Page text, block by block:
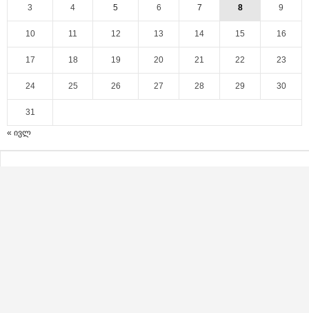
3 4 5 6 7 8 9
10 11 12 13 14 15 16
17 18 19 20 21 22 23
24 25 26 27 28 29 30
31
« ივლ